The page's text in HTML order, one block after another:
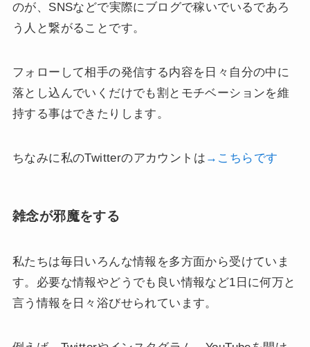
のが、SNSなどで実際にブログで稼いでいるであろ
う人と繋がることです。
フォローして相手の発信する内容を日々自分の中に
落とし込んでいくだけでも割とモチベーションを維
持する事はできたりします。
ちなみに私のTwitterのアカウントは →こちらです
雑念が邪魔をする
私たちは毎日いろんな情報を多方面から受けていま
す。必要な情報やどうでも良い情報など1日に何万と
言う情報を日々浴びせられています。